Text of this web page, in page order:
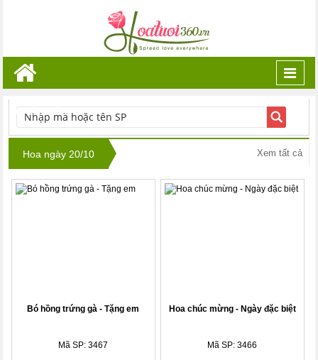
TÌM KIẾM
Hoa ngày 20/10 Xem tất cả
Bó hồng trứng gà - Tặng em
Mã SP: 3467
Hoa chúc mừng - Ngày đặc biệt
Mã SP: 3466